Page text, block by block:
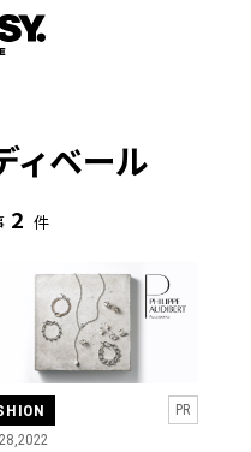
ィベール
2 件
PR